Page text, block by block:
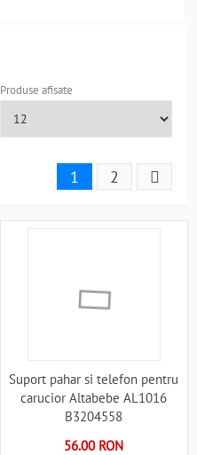
Produse afisate
1 2
Suport pahar si telefon pentru
carucior Altabebe AL1016
B3204558
56.00 RON